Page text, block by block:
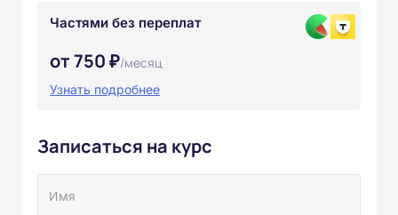
Частями без переплат
от 750 ₽/месяц
Узнать подробнее
Записаться на курс